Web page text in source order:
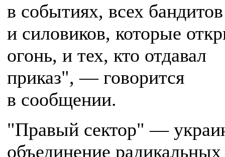
в событиях, всех бандитов
и силовиков, которые
огонь, и тех, кто отдавал
приказ", — говорится
в сообщении.
"Правый сектор" —
объединение радикальных